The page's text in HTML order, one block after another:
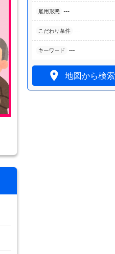
雇用形態 ---
こだわり条件 ---
キーワード ---
 地図から検索